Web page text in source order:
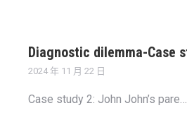
Diagnostic dilemma-Case
2024 年 11 月 22 日
Case study 2: John John’s pare…